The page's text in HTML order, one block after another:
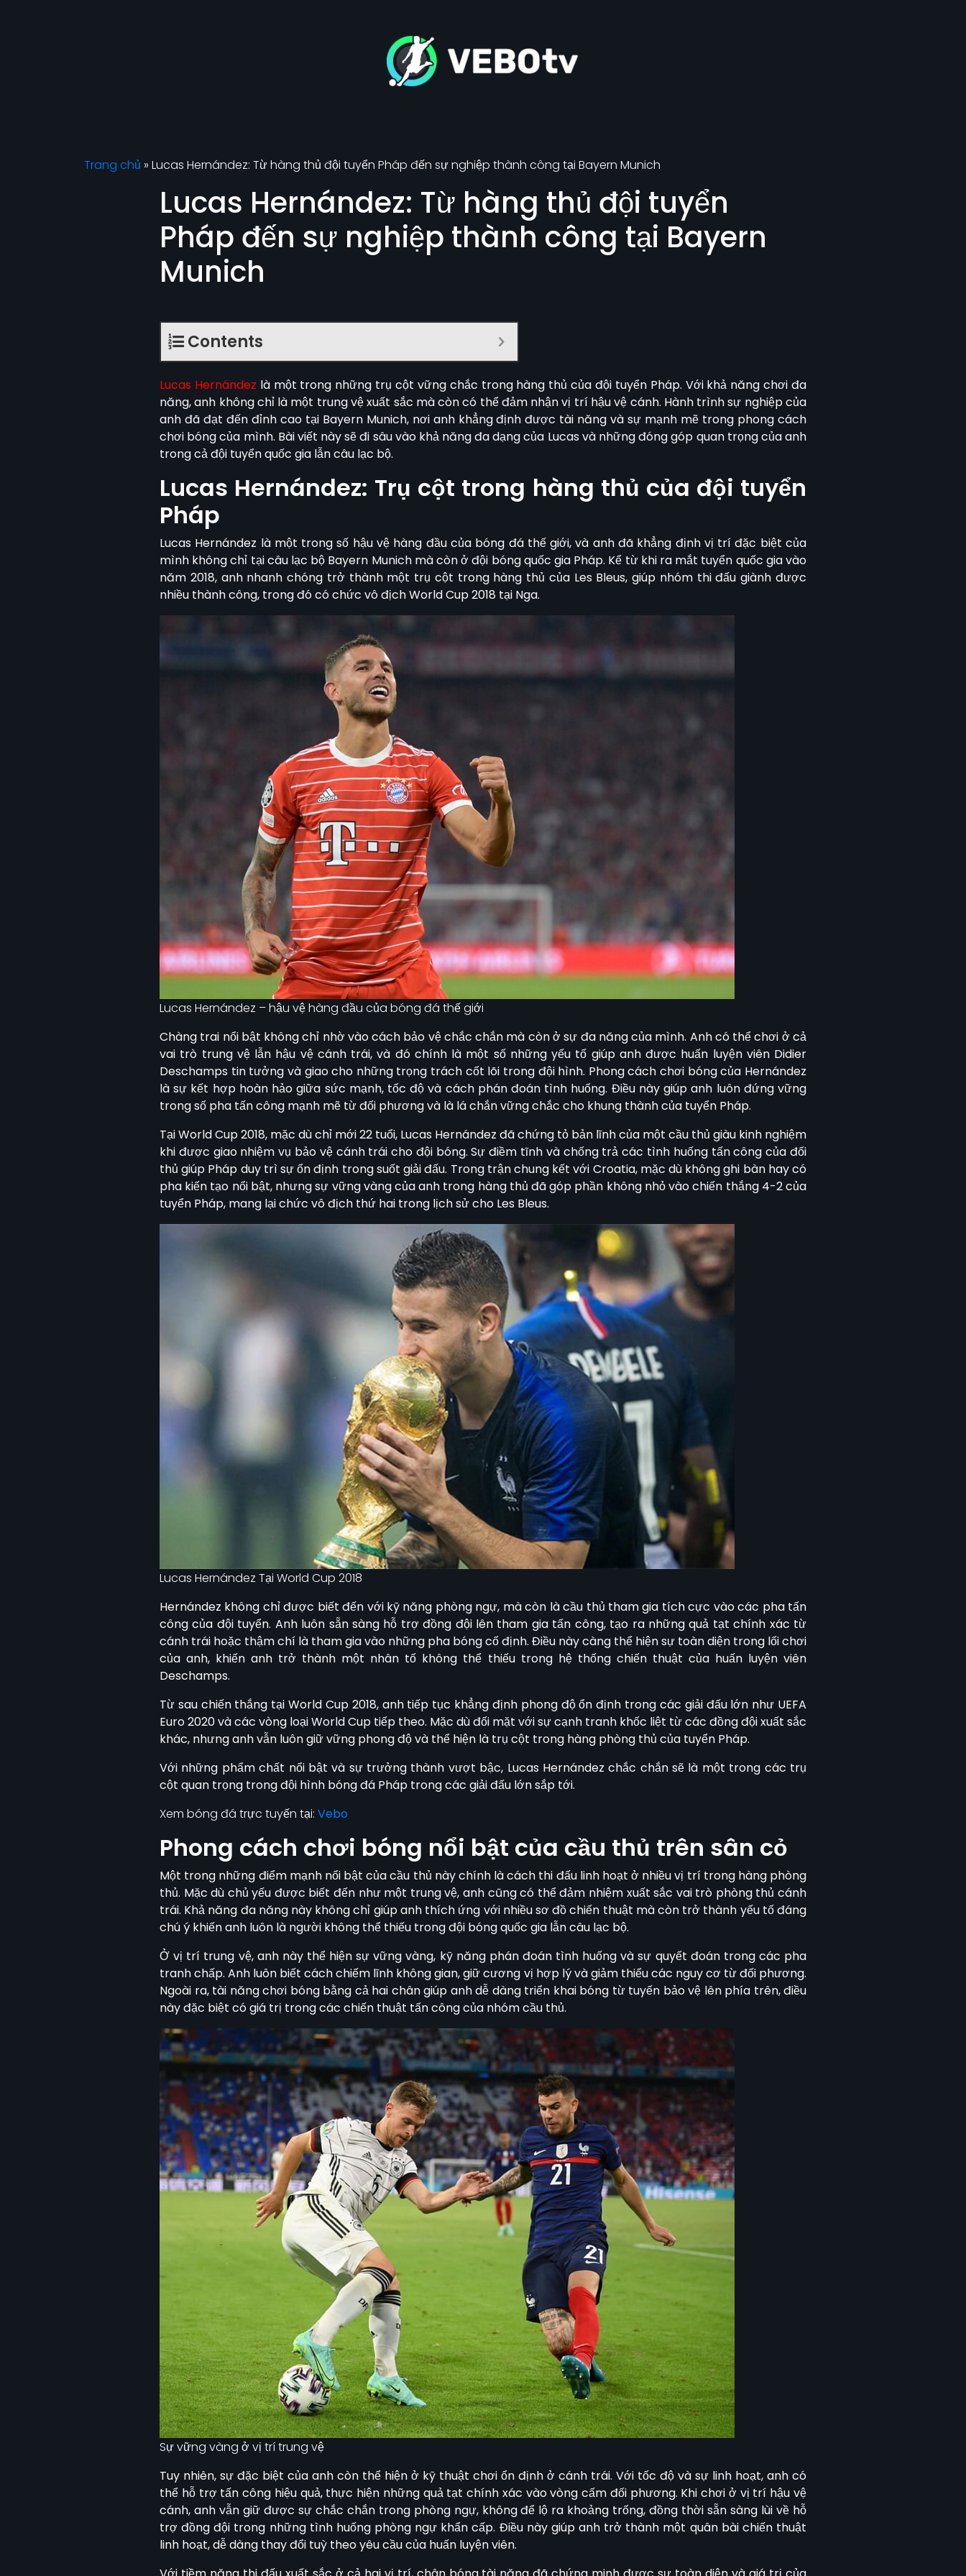
Trang chủ » Lucas Hernández: Từ hàng thủ đội tuyển Pháp đến sự nghiệp thành công tại Bayern Munich
Lucas Hernández: Từ hàng thủ đội tuyển
Pháp đến sự nghiệp thành công tại Bayern
Munich
Contents
Lucas Hernández là một trong những trụ cột vững chắc trong hàng thủ của đội tuyển Pháp. Với khả năng chơi đa
năng, anh không chỉ là một trung vệ xuất sắc mà còn có thể đảm nhận vị trí hậu vệ cánh. Hành trình sự nghiệp của
anh đã đạt đến đỉnh cao tại Bayern Munich, nơi anh khẳng định được tài năng và sự mạnh mẽ trong phong cách
chơi bóng của mình. Bài viết này sẽ đi sâu vào khả năng đa dạng của Lucas và những đóng góp quan trọng của anh
trong cả đội tuyển quốc gia lẫn câu lạc bộ.
Lucas Hernández: Trụ cột trong hàng thủ của đội tuyển
Pháp
Lucas Hernández là một trong số hậu vệ hàng đầu của bóng đá thế giới, và anh đã khẳng định vị trí đặc biệt của
mình không chỉ tại câu lạc bộ Bayern Munich mà còn ở đội bóng quốc gia Pháp. Kể từ khi ra mắt tuyển quốc gia vào
năm 2018, anh nhanh chóng trở thành một trụ cột trong hàng thủ của Les Bleus, giúp nhóm thi đấu giành được
nhiều thành công, trong đó có chức vô địch World Cup 2018 tại Nga.
Lucas Hernández – hậu vệ hàng đầu của bóng đá thế giới
Chàng trai nổi bật không chỉ nhờ vào cách bảo vệ chắc chắn mà còn ở sự đa năng của mình. Anh có thể chơi ở cả
vai trò trung vệ lẫn hậu vệ cánh trái, và đó chính là một số những yếu tố giúp anh được huấn luyện viên Didier
Deschamps tin tưởng và giao cho những trọng trách cốt lõi trong đội hình. Phong cách chơi bóng của Hernández
là sự kết hợp hoàn hảo giữa sức mạnh, tốc độ và cách phán đoán tình huống. Điều này giúp anh luôn đứng vững
trong số pha tấn công mạnh mẽ từ đối phương và là lá chắn vững chắc cho khung thành của tuyển Pháp.
Tại World Cup 2018, mặc dù chỉ mới 22 tuổi, Lucas Hernández đã chứng tỏ bản lĩnh của một cầu thủ giàu kinh nghiệm
khi được giao nhiệm vụ bảo vệ cánh trái cho đội bóng. Sự điềm tĩnh và chống trả các tình huống tấn công của đối
thủ giúp Pháp duy trì sự ổn định trong suốt giải đấu. Trong trận chung kết với Croatia, mặc dù không ghi bàn hay có
pha kiến tạo nổi bật, nhưng sự vững vàng của anh trong hàng thủ đã góp phần không nhỏ vào chiến thắng 4-2 của
tuyển Pháp, mang lại chức vô địch thứ hai trong lịch sử cho Les Bleus.
Lucas Hernández Tại World Cup 2018
Hernández không chỉ được biết đến với kỹ năng phòng ngự, mà còn là cầu thủ tham gia tích cực vào các pha tấn
công của đội tuyển. Anh luôn sẵn sàng hỗ trợ đồng đội lên tham gia tấn công, tạo ra những quả tạt chính xác từ
cánh trái hoặc thậm chí là tham gia vào những pha bóng cố định. Điều này càng thể hiện sự toàn diện trong lối chơi
của anh, khiến anh trở thành một nhân tố không thể thiếu trong hệ thống chiến thuật của huấn luyện viên
Deschamps.
Từ sau chiến thắng tại World Cup 2018, anh tiếp tục khẳng định phong độ ổn định trong các giải đấu lớn như UEFA
Euro 2020 và các vòng loại World Cup tiếp theo. Mặc dù đối mặt với sự cạnh tranh khốc liệt từ các đồng đội xuất sắc
khác, nhưng anh vẫn luôn giữ vững phong độ và thể hiện là trụ cột trong hàng phòng thủ của tuyển Pháp.
Với những phẩm chất nổi bật và sự trưởng thành vượt bậc, Lucas Hernández chắc chắn sẽ là một trong các trụ
cột quan trọng trong đội hình bóng đá Pháp trong các giải đấu lớn sắp tới.
Xem bóng đá trực tuyến tại: Vebo
Phong cách chơi bóng nổi bật của cầu thủ trên sân cỏ
Một trong những điểm mạnh nổi bật của cầu thủ này chính là cách thi đấu linh hoạt ở nhiều vị trí trong hàng phòng
thủ. Mặc dù chủ yếu được biết đến như một trung vệ, anh cũng có thể đảm nhiệm xuất sắc vai trò phòng thủ cánh
trái. Khả năng đa năng này không chỉ giúp anh thích ứng với nhiều sơ đồ chiến thuật mà còn trở thành yếu tố đáng
chú ý khiến anh luôn là người không thể thiếu trong đội bóng quốc gia lẫn câu lạc bộ.
Ở vị trí trung vệ, anh này thể hiện sự vững vàng, kỹ năng phán đoán tình huống và sự quyết đoán trong các pha
tranh chấp. Anh luôn biết cách chiếm lĩnh không gian, giữ cương vị hợp lý và giảm thiểu các nguy cơ từ đối phương.
Ngoài ra, tài năng chơi bóng bằng cả hai chân giúp anh dễ dàng triển khai bóng từ tuyến bảo vệ lên phía trên, điều
này đặc biệt có giá trị trong các chiến thuật tấn công của nhóm cầu thủ.
Sự vững vàng ở vị trí trung vệ
Tuy nhiên, sự đặc biệt của anh còn thể hiện ở kỹ thuật chơi ổn định ở cánh trái. Với tốc độ và sự linh hoạt, anh có
thể hỗ trợ tấn công hiệu quả, thực hiện những quả tạt chính xác vào vòng cấm đối phương. Khi chơi ở vị trí hậu vệ
cánh, anh vẫn giữ được sự chắc chắn trong phòng ngự, không để lộ ra khoảng trống, đồng thời sẵn sàng lùi về hỗ
trợ đồng đội trong những tình huống phòng ngự khẩn cấp. Điều này giúp anh trở thành một quân bài chiến thuật
linh hoạt, dễ dàng thay đổi tuỳ theo yêu cầu của huấn luyện viên.